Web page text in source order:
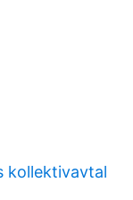
kollektivavtal